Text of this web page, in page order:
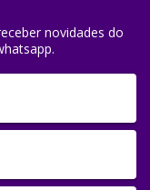
novidades do